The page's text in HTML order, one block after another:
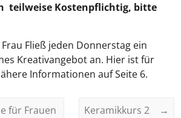
teilweise Kostenpflichtig, bitte
Fließ jeden Donnerstag ein
Kreativangebot an. Hier ist für
Informationen auf Seite 6.
für Frauen Keramikkurs 2 →